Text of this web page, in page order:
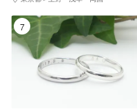
7位